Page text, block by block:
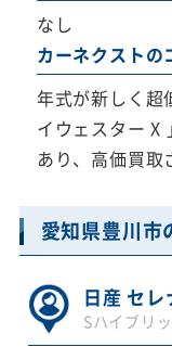
なし
カーネクストの
年式が新しく超
イウェスター X
あり、高価買取
愛知県豊川市
日産 セレ
Sハイブリ